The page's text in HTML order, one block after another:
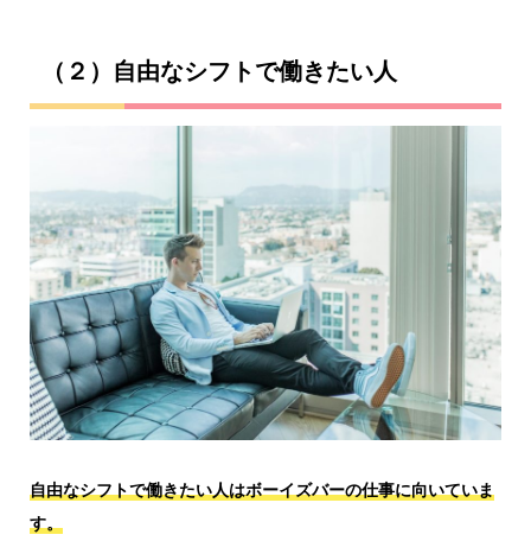
（２）自由なシフトで働きたい人
自由なシフトで働きたい人はボーイズバーの仕事に向いていま
す。